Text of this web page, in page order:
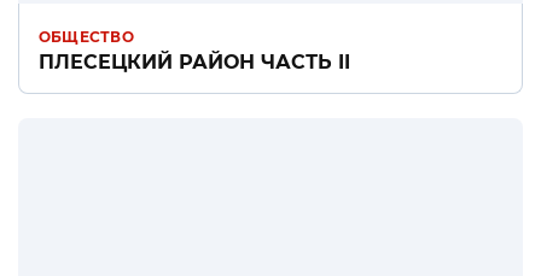
ОБЩЕСТВО
ПЛЕСЕЦКИЙ РАЙОН ЧАСТЬ II